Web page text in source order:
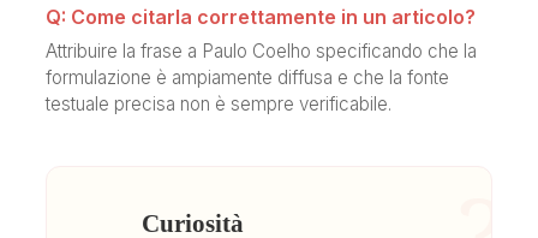
Q: Come citarla correttamente in un articolo?
Attribuire la frase a Paulo Coelho specificando che la
formulazione è ampiamente diffusa e che la fonte
testuale precisa non è sempre verificabile.
Curiosità